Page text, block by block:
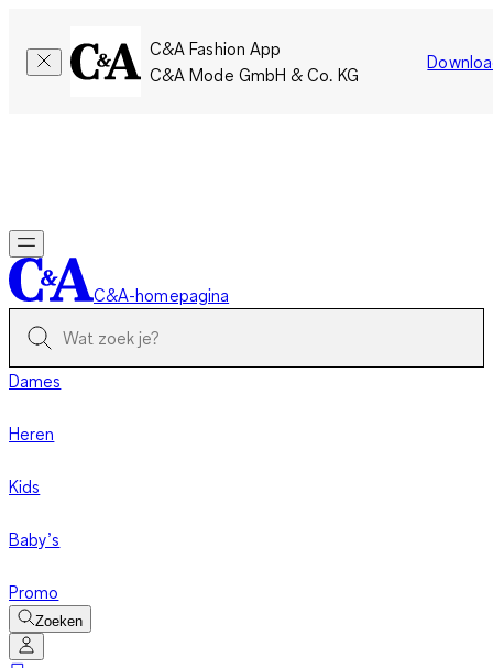
C&A Fashion App
C&A Mode GmbH & Co. KG
C&A-homepagina
Dames
Heren
Kids
Baby’s
Promo
Zoeken